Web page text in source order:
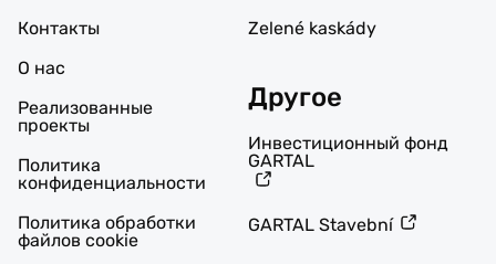
Контакты
О нас
Реализованные
проекты
Политика
конфиденциальности
Политика обработки
файлов cookie
Zelené kaskády
Другое
Инвестиционный фонд
GARTAL
GARTAL Stavební